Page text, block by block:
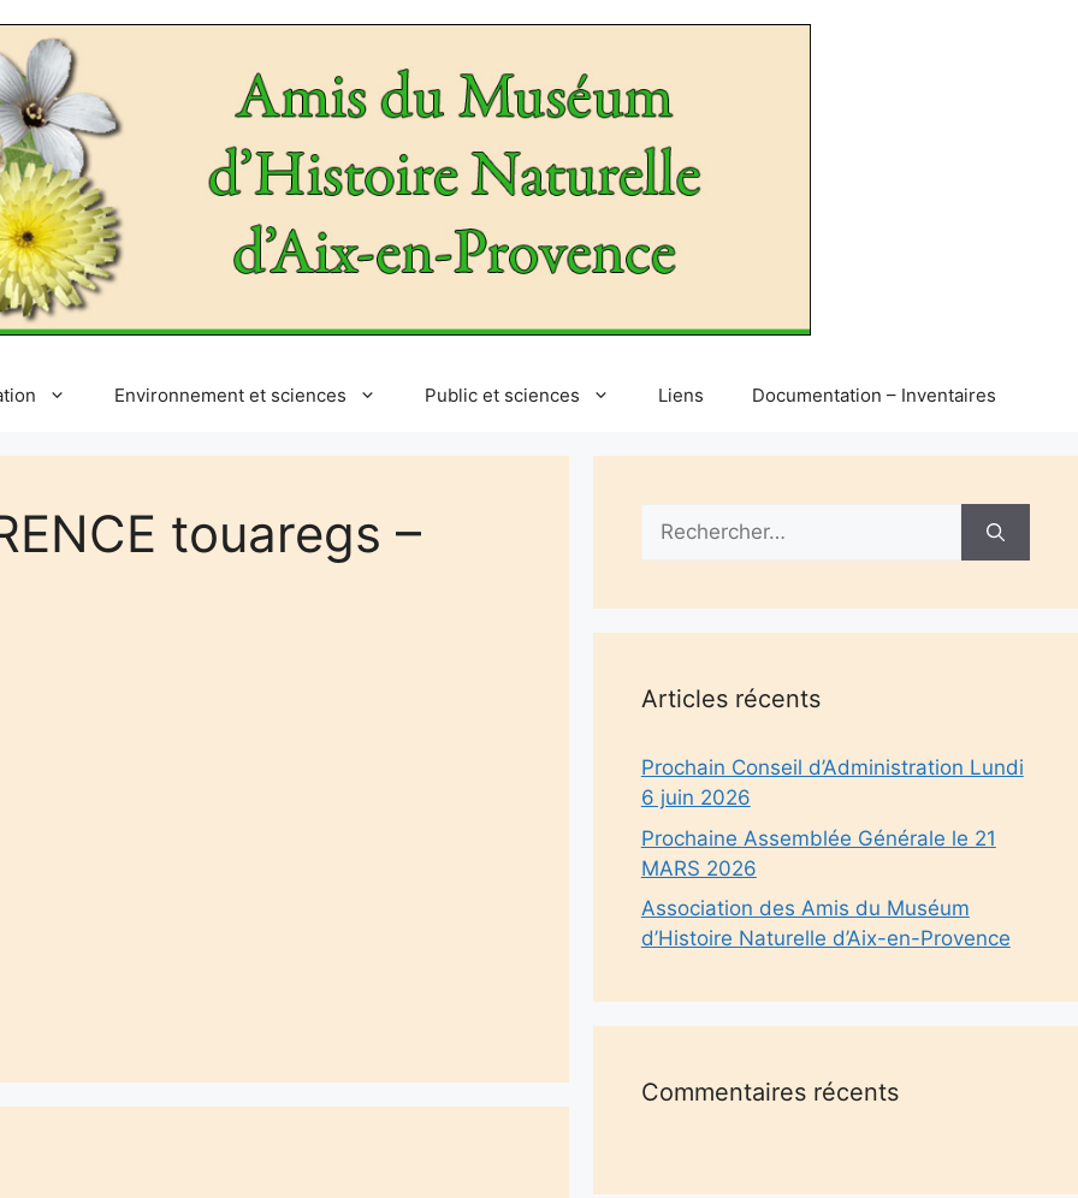
Environnement et sciences Public et sciences Liens Documentation – Inventaires
touaregs – Rechercher :
Articles récents
Prochain Conseil d’Administration Lundi
6 juin 2026
Prochaine Assemblée Générale le 21
MARS 2026
Association des Amis du Muséum
d’Histoire Naturelle d’Aix-en-Provence
Commentaires récents